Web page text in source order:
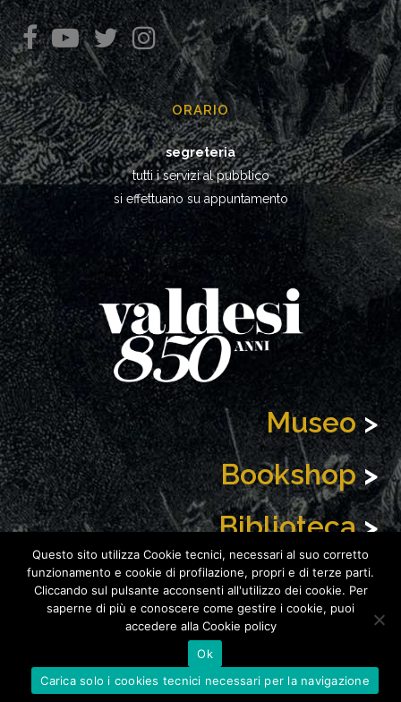
ORARIO
segreteria
tutti i servizi al pubblico
si effettuano su appuntamento
Museo >
Bookshop >
Biblioteca >
News >
Fondazione Centro Culturale Valdese
06483470016|Web & Com® |Privacy e Cookies|Icon Credits
Questo sito utilizza Cookie tecnici, necessari al suo corretto
funzionamento e cookie di profilazione, propri e di terze parti.
Cliccando sul pulsante acconsenti all'utilizzo dei cookie. Per
saperne di più e conoscere come gestire i cookie, puoi
accedere alla Cookie policy
Ok
Carica solo i cookies tecnici necessari per la navigazione